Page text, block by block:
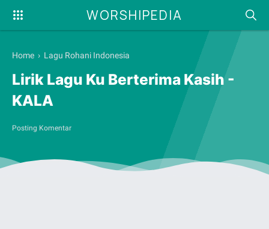
WORSHIPEDIA
Home › Lagu Rohani Indonesia
Lirik Lagu Ku Berterima Kasih -
KALA
Posting Komentar